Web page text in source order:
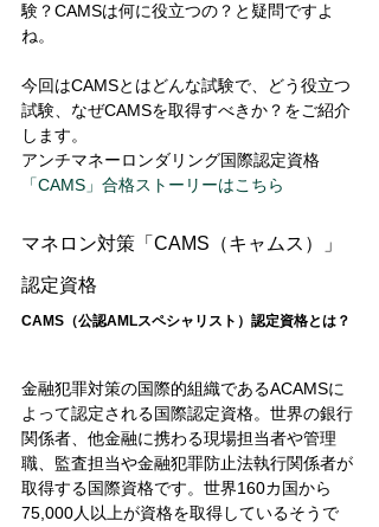
験？CAMSは何に役立つの？と疑問ですよ
ね。
今回はCAMSとはどんな試験で、どう役立つ
試験、なぜCAMSを取得すべきか？をご紹介
します。
アンチマネーロンダリング国際認定資格
「CAMS」合格ストーリーはこちら
マネロン対策「CAMS（キャムス）」
認定資格
CAMS（公認AMLスペシャリスト）認定資格とは？
金融犯罪対策の国際的組織であるACAMSに
よって認定される国際認定資格。世界の銀行
関係者、他金融に携わる現場担当者や管理
職、監査担当や金融犯罪防止法執行関係者が
取得する国際資格です。世界160カ国から
75,000人以上が資格を取得しているそうで